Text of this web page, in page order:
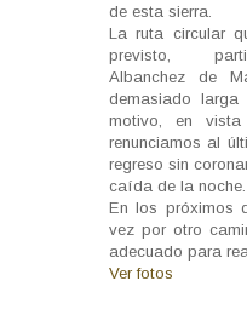
de esta sierra.
La ruta circular
previsto,
Albanchez de
demasiado
motivo, en
renunciamos al
regreso sin
caída de la noche.
En los próximos
vez por otro
adecuado para
Ver fotos